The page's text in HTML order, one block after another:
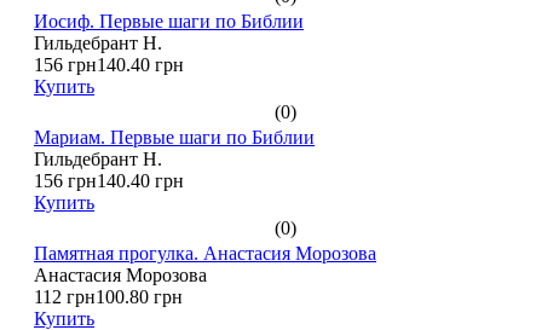
Иосиф. Первые шаги по Библии
Гильдебрант Н.
156 грн140.40 грн
Купить
(0)
Мариам. Первые шаги по Библии
Гильдебрант Н.
156 грн140.40 грн
Купить
(0)
Памятная прогулка. Анастасия Морозова
Анастасия Морозова
112 грн100.80 грн
Купить